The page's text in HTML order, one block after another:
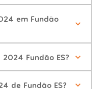
em Fundão
Fundão ES?
de Fundão ES?